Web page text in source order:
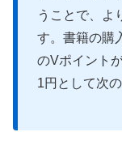
うことで、よ
す。書籍の購
のVポイント
1円として次